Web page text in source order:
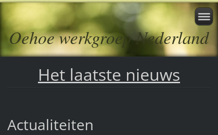
Oehoe werkgroep Nederland
Het laatste nieuws
Actualiteiten